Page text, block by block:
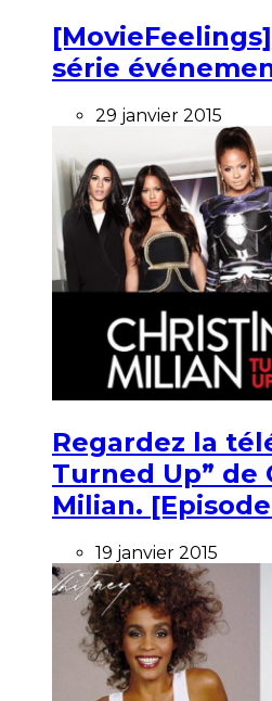
série
29 janvier 2015
Regardez la
Turned Up” de
Milian. [Episode
19 janvier 2015